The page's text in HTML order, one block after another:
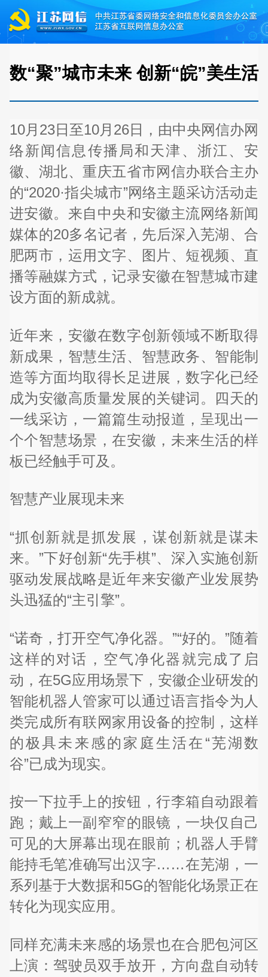
数“聚”城市未来 创新“皖”美生活
10月23日至10月26日，由中央网信办网
络新闻信息传播局和天津、浙江、安
徽、湖北、重庆五省市网信办联合主办
的“2020·指尖城市”网络主题采访活动走
进安徽。来自中央和安徽主流网络新闻
媒体的20多名记者，先后深入芜湖、合
肥两市，运用文字、图片、短视频、直
播等融媒方式，记录安徽在智慧城市建
设方面的新成就。
近年来，安徽在数字创新领域不断取得
新成果，智慧生活、智慧政务、智能制
造等方面均取得长足进展，数字化已经
成为安徽高质量发展的关键词。四天的
一线采访，一篇篇生动报道，呈现出一
个个智慧场景，在安徽，未来生活的样
板已经触手可及。
智慧产业展现未来
“抓创新就是抓发展，谋创新就是谋未
来。”下好创新“先手棋”、深入实施创新
驱动发展战略是近年来安徽产业发展势
头迅猛的“主引擎”。
“诺奇，打开空气净化器。”“好的。”随着
这样的对话，空气净化器就完成了启
动，在5G应用场景下，安徽企业研发的
智能机器人管家可以通过语言指令为人
类完成所有联网家用设备的控制，这样
的极具未来感的家庭生活在“芜湖数
谷”已成为现实。
按一下拉手上的按钮，行李箱自动跟着
跑；戴上一副窄窄的眼镜，一块仅自己
可见的大屏幕出现在眼前；机器人手臂
能持毛笔准确写出汉字……在芜湖，一
系列基于大数据和5G的智能化场景正在
转化为现实应用。
同样充满未来感的场景也在合肥包河区
上演：驾驶员双手放开，方向盘自动转